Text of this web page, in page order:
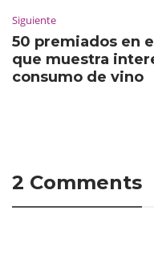
Siguiente
50 premiados en
que muestra
consumo de vino
2 Comments